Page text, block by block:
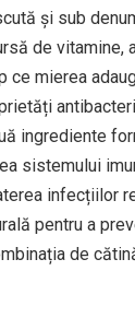
și sub
de vitamine,
ce mierea
ingrediente
sistemului
infecțiilor
pentru a
de